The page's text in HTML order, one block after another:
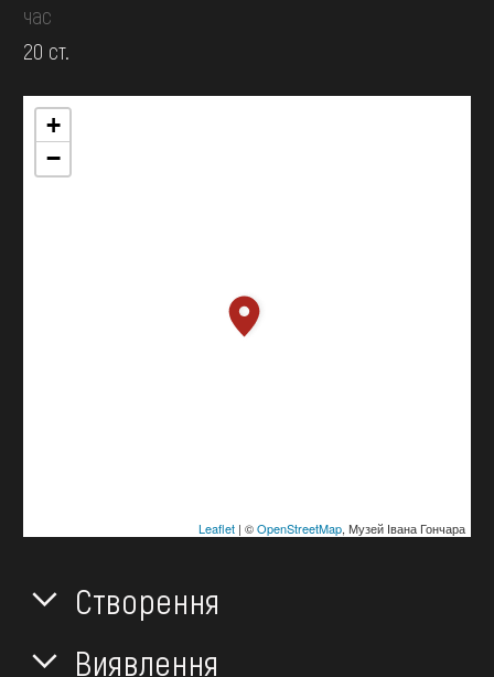
час
20 ст.
+
−
Leaflet| ©OpenStreetMap, Музей Івана Гончара
Створення
Виявлення